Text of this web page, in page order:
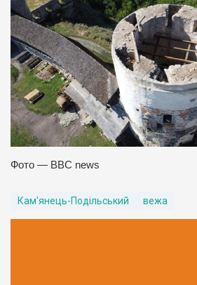
Фото — BBC news
Кам'янець-Подільський вежа